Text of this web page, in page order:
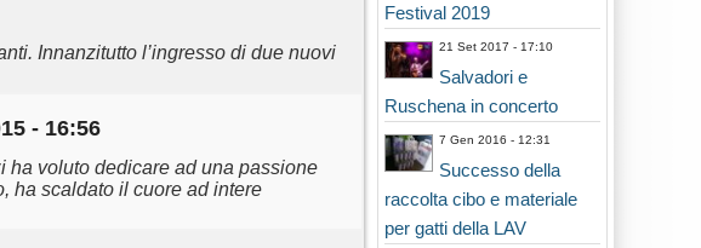
Innanzitutto l’ingresso di due nuovi
- 16:56
ha voluto dedicare ad una passione
ha scaldato il cuore ad intere
Festival 2019
21 Set 2017 - 17:10
Salvadori e
Ruschena in concerto
7 Gen 2016 - 12:31
Successo della
raccolta cibo e materiale
per gatti della LAV